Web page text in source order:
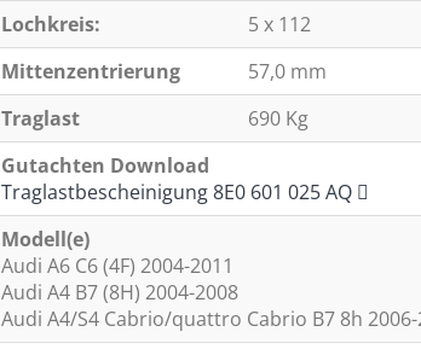
Lochkreis:
5 x 112
Mittenzentrierung
57,0 mm
Traglast
690 Kg
Gutachten Download
Traglastbescheinigung 8E0 601 025 AQ
Modell(e)
Audi A6 C6 (4F) 2004-2011
Audi A4 B7 (8H) 2004-2008
Audi A4/S4 Cabrio/quattro Cabrio B7 8h